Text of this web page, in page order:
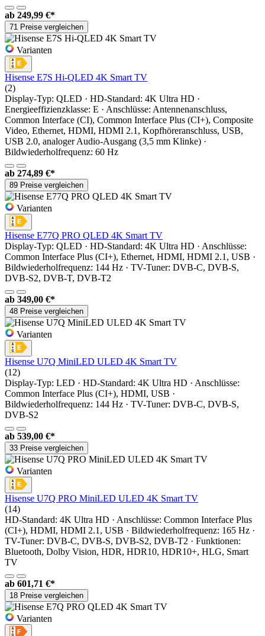
ab 249,99 €*
71 Preise vergleichen
Varianten
Hisense E7S Hi-QLED 4K Smart TV
(2)
Display-Typ: QLED · HD-Standard: 4K Ultra HD ·
Energieeffizienzklasse: E · Anschlüsse: Antennenanschluss,
Common Interface (CI), Common Interface Plus (CI+), Composite
Video, Ethernet, HDMI, HDMI 2.1, Kopfhöreranschluss, USB,
USB 2.0, analoger Audio-Ausgang (3,5 mm Klinke) ·
Bildwiederholfrequenz: 60 Hz
ab 274,89 €*
89 Preise vergleichen
Varianten
Hisense E77Q PRO QLED 4K Smart TV
Display-Typ: QLED · HD-Standard: 4K Ultra HD · Anschlüsse:
Common Interface Plus (CI+), Ethernet, HDMI, HDMI 2.1, USB ·
Bildwiederholfrequenz: 144 Hz · TV-Tuner: DVB-C, DVB-S,
DVB-S2, DVB-T, DVB-T2
ab 349,00 €*
48 Preise vergleichen
Varianten
Hisense U7Q MiniLED ULED 4K Smart TV
(12)
Display-Typ: LED · HD-Standard: 4K Ultra HD · Anschlüsse:
Common Interface Plus (CI+), HDMI, USB ·
Bildwiederholfrequenz: 144 Hz · TV-Tuner: DVB-C, DVB-S,
DVB-S2
ab 539,00 €*
33 Preise vergleichen
Varianten
Hisense U7Q PRO MiniLED ULED 4K Smart TV
(14)
HD-Standard: 4K Ultra HD · Anschlüsse: Common Interface Plus
(CI+), HDMI, HDMI 2.1, USB · Bildwiederholfrequenz: 165 Hz ·
TV-Tuner: DVB-C, DVB-S, DVB-S2, DVB-T2 · Funktionen:
Bluetooth, Dolby Vision, HDR, HDR10, HDR10+, HLG, Smart
TV
ab 601,71 €*
18 Preise vergleichen
Varianten